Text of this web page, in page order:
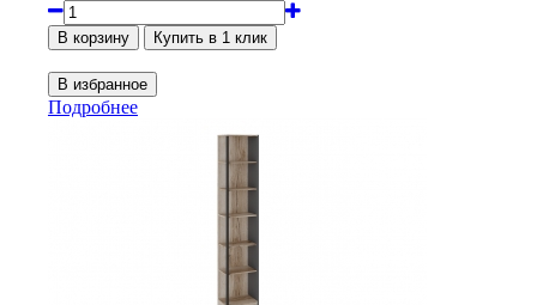
Подробнее